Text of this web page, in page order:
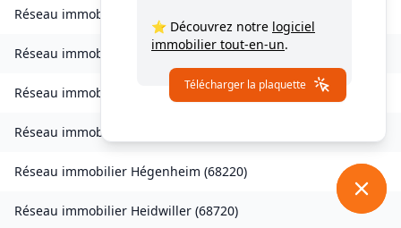
Réseau immobilier
Réseau immobilier Hattstatt(68420)
Réseau immobilier Hausgauen(68130
Réseau immobilier
Réseau immobilier Hégenheim (68220)
Réseau immobilier Heidwiller (68720)
⭐ Découvrez notre logiciel
immobilier tout-en-un.
Télécharger la plaquette